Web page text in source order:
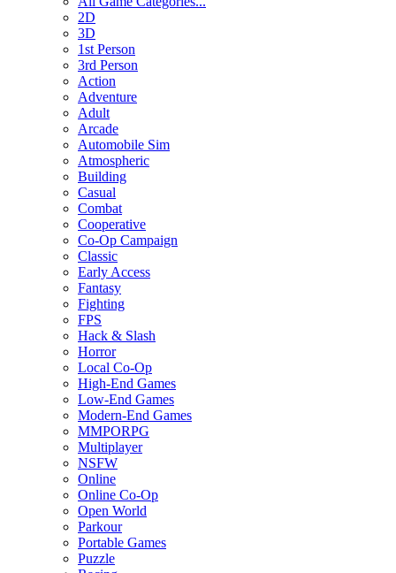
2D
3D
1st Person
3rd Person
Action
Adventure
Adult
Arcade
Automobile Sim
Atmospheric
Building
Casual
Combat
Cooperative
Co-Op Campaign
Classic
Early Access
Fantasy
Fighting
FPS
Hack & Slash
Horror
Local Co-Op
High-End Games
Low-End Games
Modern-End Games
MMPORPG
Multiplayer
NSFW
Online
Online Co-Op
Open World
Parkour
Portable Games
Puzzle